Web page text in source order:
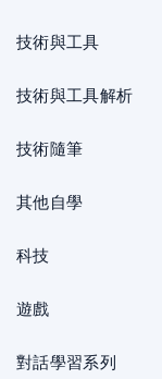
技術與工具
技術與工具解析
技術隨筆
其他自學
科技
遊戲
對話學習系列